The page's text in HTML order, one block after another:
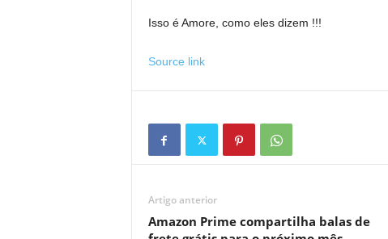
Isso é Amore, como eles dizem !!!
Source link
Artigo anterior
Amazon Prime compartilha balas de